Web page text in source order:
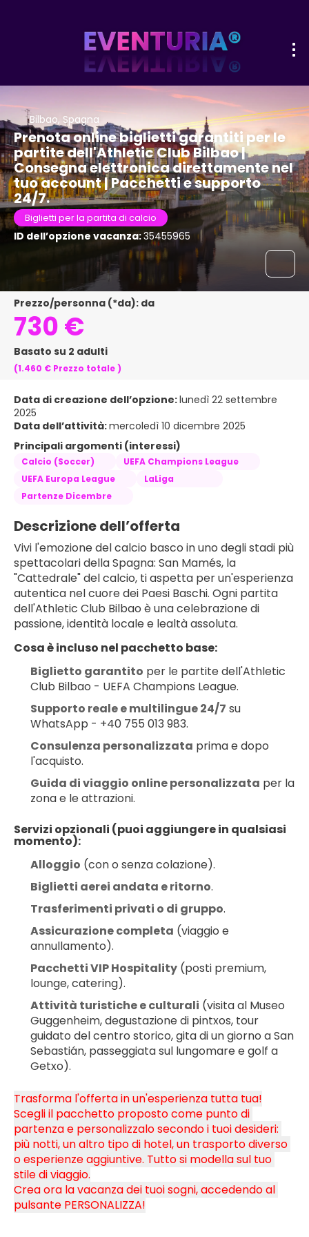
Bilbao, Spagna
Prenota online biglietti garantiti per le
partite dell'Athletic Club Bilbao |
Consegna elettronica direttamente nel
tuo account | Pacchetti e supporto
24/7.
Biglietti per la partita di calcio
ID dell’opzione vacanza:35455965
Prezzo/personna (*da): da
730 €
Basato su 2 adulti
(1.460 € Prezzo totale)
Data di creazione dell’opzione:lunedì 22 settembre
2025
Data dell’attività:mercoledì 10 dicembre 2025
Principali argomenti (interessi)
Calcio (Soccer)
UEFA Champions League
UEFA Europa League
LaLiga
Partenze Dicembre
Descrizione dell’offerta
Vivi l'emozione del calcio basco in uno degli stadi più
spettacolari della Spagna: San Mamés, la
"Cattedrale" del calcio, ti aspetta per un'esperienza
autentica nel cuore dei Paesi Baschi. Ogni partita
dell'Athletic Club Bilbao è una celebrazione di
passione, identità locale e lealtà assoluta.
Cosa è incluso nel pacchetto base:
Biglietto garantito per le partite dell'Athletic
Club Bilbao - UEFA Champions League.
Supporto reale e multilingue 24/7 su
WhatsApp - +40 755 013 983.
Consulenza personalizzata prima e dopo
l'acquisto.
Guida di viaggio online personalizzata per la
zona e le attrazioni.
Servizi opzionali (puoi aggiungere in qualsiasi
momento):
Alloggio (con o senza colazione).
Biglietti aerei andata e ritorno.
Trasferimenti privati o di gruppo.
Assicurazione completa (viaggio e
annullamento).
Pacchetti VIP Hospitality (posti premium,
lounge, catering).
Attività turistiche e culturali (visita al Museo
Guggenheim, degustazione di pintxos, tour
guidato del centro storico, gita di un giorno a San
Sebastián, passeggiata sul lungomare e golf a
Getxo).
Trasforma l'offerta in un'esperienza tutta tua!
Scegli il pacchetto proposto come punto di
partenza e personalizzalo secondo i tuoi desideri:
più notti, un altro tipo di hotel, un trasporto diverso
o esperienze aggiuntive. Tutto si modella sul tuo
stile di viaggio.
Crea ora la vacanza dei tuoi sogni, accedendo al
pulsante PERSONALIZZA!